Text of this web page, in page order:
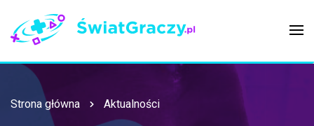
Strona główna Aktualności